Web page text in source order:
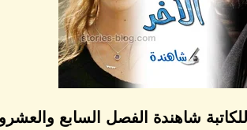
شاهندة الفصل السابع